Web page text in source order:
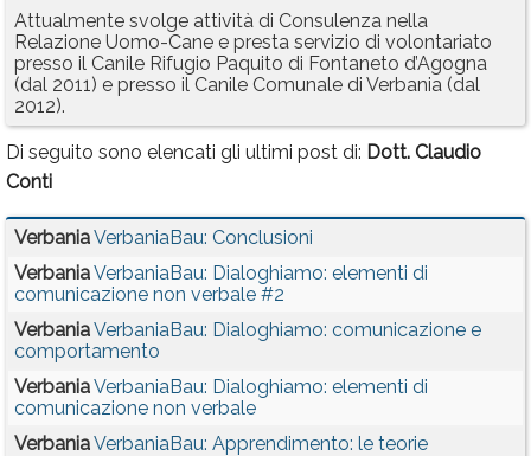
Attualmente svolge attività di Consulenza nella
Relazione Uomo-Cane e presta servizio di volontariato
presso il Canile Rifugio Paquito di Fontaneto d’Agogna
(dal 2011) e presso il Canile Comunale di Verbania (dal
2012).
Di seguito sono elencati gli ultimi post di: Dott. Claudio
Conti
VerbaniaVerbaniaBau: Conclusioni
VerbaniaVerbaniaBau: Dialoghiamo: elementi di
comunicazione non verbale #2
VerbaniaVerbaniaBau: Dialoghiamo: comunicazione e
comportamento
VerbaniaVerbaniaBau: Dialoghiamo: elementi di
comunicazione non verbale
VerbaniaVerbaniaBau: Apprendimento: le teorie